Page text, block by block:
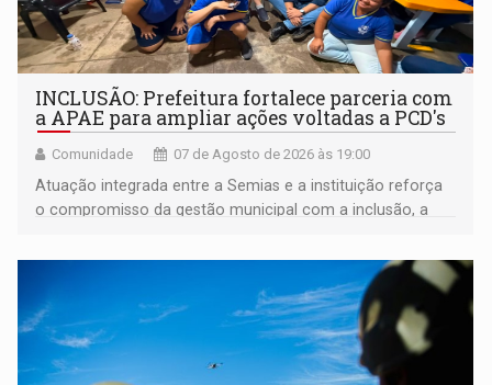
INCLUSÃO: Prefeitura fortalece parceria com
a APAE para ampliar ações voltadas a PCD's
Comunidade 07 de Agosto de 2026 às 19:00
Atuação integrada entre a Semias e a instituição reforça
o compromisso da gestão municipal com a inclusão, a